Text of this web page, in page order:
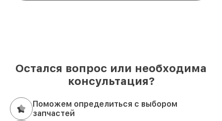
Остался вопрос или необходима
консультация?
Поможем определиться с выбором
запчастей